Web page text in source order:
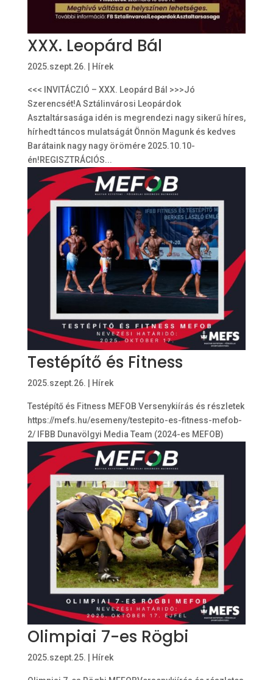
XXX. Leopárd Bál
2025.szept.26. Hírek
<<< INVITÁCZIÓ – XXX. Leopárd Bál >>>Jó
Szerencsét!A Sztálinvárosi Leopárdok
Asztaltársasága idén is megrendezi nagy sikerű híres,
hírhedt táncos mulatságát Önnön Magunk és kedves
Barátaink nagy nagy örömére 2025.10.10-
én!REGISZTRÁCIÓS...
Testépítő és Fitness
2025.szept.26. Hírek
Testépítő és Fitness MEFOB Versenykiírás és részletek
https://mefs.hu/esemeny/testepito-es-fitness-mefob-
2/ IFBB Dunavölgyi Media Team (2024-es MEFOB)
Olimpiai 7-es Rögbi
2025.szept.25. Hírek